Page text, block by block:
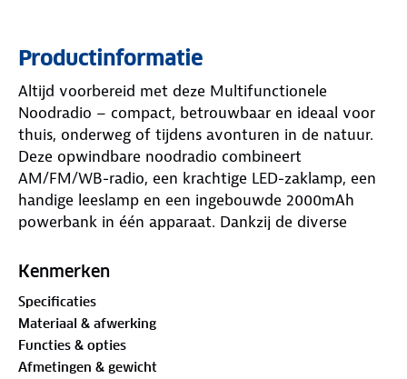
Productinformatie
Altijd voorbereid met deze Multifunctionele
Noodradio – compact, betrouwbaar en ideaal voor
thuis, onderweg of tijdens avonturen in de natuur.
Deze opwindbare noodradio combineert
AM/FM/WB-radio, een krachtige LED-zaklamp, een
handige leeslamp en een ingebouwde 2000mAh
powerbank in één apparaat. Dankzij de diverse
blijf je altijd verbonden – zelfs in noodsituaties of
Met deze noodradio beschik je over essentiële
functies: van betrouwbare informatievoorziening
tot licht en energie. Een must-have in elk
Kenmerken
Specificaties
Materiaal & afwerking
Functies & opties
Afmetingen & gewicht